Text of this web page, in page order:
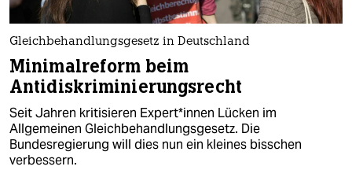
Gleichbehandlungsgesetz in Deutschland
Minimalreform beim
Antidiskriminierungsrecht
Seit Jahren kritisieren Ex­per­t*in­nen Lücken im
Allgemeinen Gleichbehandlungsgesetz. Die
Bundesregierung will dies nun ein kleines bisschen
verbessern.